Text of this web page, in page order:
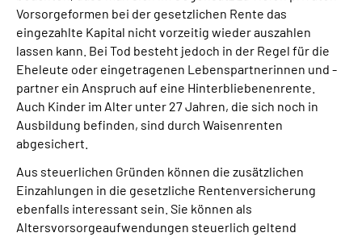
Vorsorgeformen bei der gesetzlichen Rente das
eingezahlte Kapital nicht vorzeitig wieder auszahlen
lassen kann. Bei Tod besteht jedoch in der Regel für die
Eheleute oder eingetragenen Lebenspartnerinnen und -
partner ein Anspruch auf eine Hinterbliebenenrente.
Auch Kinder im Alter unter 27 Jahren, die sich noch in
Ausbildung befinden, sind durch Waisenrenten
abgesichert.
Aus steuerlichen Gründen können die zusätzlichen
Einzahlungen in die gesetzliche Rentenversicherung
ebenfalls interessant sein. Sie können als
Altersvorsorgeaufwendungen steuerlich geltend